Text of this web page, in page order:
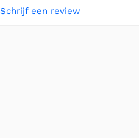
Schrijf een review